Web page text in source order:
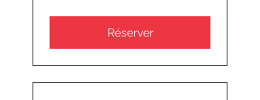
Réserver